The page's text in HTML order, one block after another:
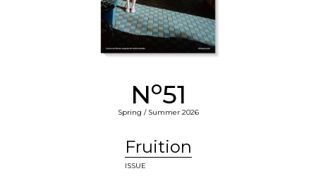
No51
Spring / Summer 2026
Fruition
ISSUE